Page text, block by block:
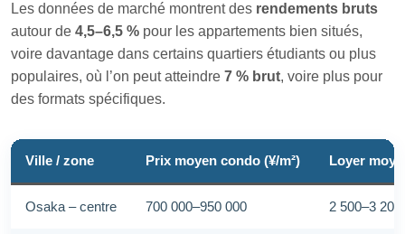
Les données de marché montrent des rendements bruts
autour de 4,5–6,5 % pour les appartements bien situés,
voire davantage dans certains quartiers étudiants ou plus
populaires, où l’on peut atteindre 7 % brut, voire plus pour
des formats spécifiques.
Ville / zone Prix moyen condo (¥/m²) Loyer
Osaka – centre 700 000–950 000 2 500–3 200